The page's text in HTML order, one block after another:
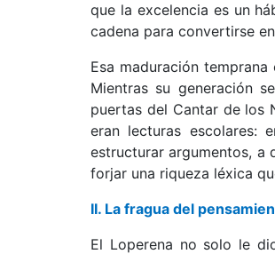
que la excelencia es un
cadena para convertirse
Esa maduración
Mientras su generación
puertas del Cantar de los
eran lecturas escolares:
estructurar argumentos, a
forjar una riqueza léxica
II. La fragua del
El Loperena no solo le